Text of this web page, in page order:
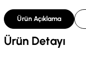
Ürün Açıklama
Ürün Detayı